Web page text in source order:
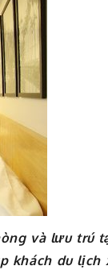
và lưu trú
khách du lịch